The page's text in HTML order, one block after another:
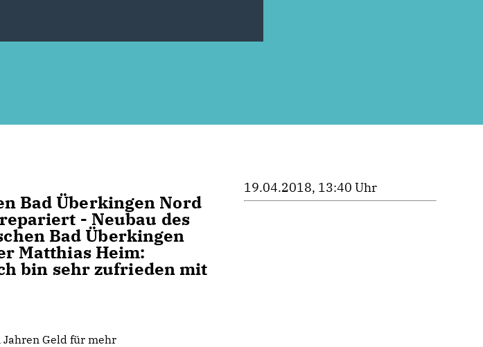
Bad Überkingen Nord
- Neubau des
Bad Überkingen
Matthias Heim:
bin sehr zufrieden mit
Geld für mehr
19.04.2018, 13:40 Uhr